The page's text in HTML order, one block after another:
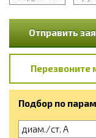
Отправить
Перезвоните
Подбор по
диам./ст. А